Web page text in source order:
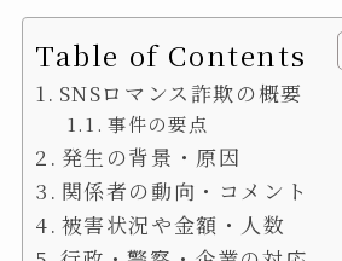
Table of Contents
SNSロマンス詐欺の概要
事件の要点
発生の背景・原因
関係者の動向・コメント
被害状況や金額・人数